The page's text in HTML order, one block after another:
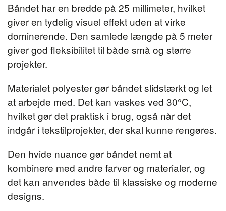
Båndet har en bredde på 25 millimeter, hvilket
giver en tydelig visuel effekt uden at virke
dominerende. Den samlede længde på 5 meter
giver god fleksibilitet til både små og større
projekter.
Materialet polyester gør båndet slidstærkt og let
at arbejde med. Det kan vaskes ved 30°C,
hvilket gør det praktisk i brug, også når det
indgår i tekstilprojekter, der skal kunne rengøres.
Den hvide nuance gør båndet nemt at
kombinere med andre farver og materialer, og
det kan anvendes både til klassiske og moderne
designs.